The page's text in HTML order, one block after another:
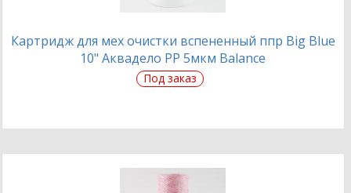
Картридж для мех очистки вспененный ппр Big Blue
10" Аквадело PP 5мкм Balance
Под заказ